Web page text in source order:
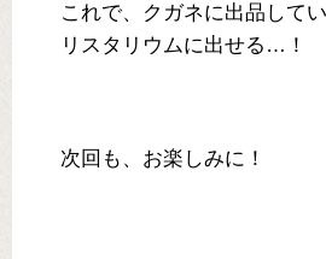
これで、クガネに出品して
リスタリウムに出せる…！
次回も、お楽しみに！